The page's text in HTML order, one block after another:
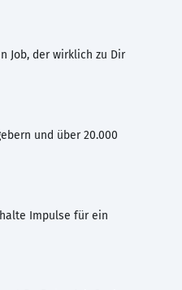
Job, der wirklich zu Dir
und über 20.000
Impulse für ein